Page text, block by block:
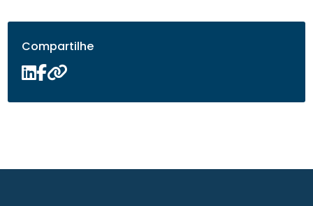
Compartilhe